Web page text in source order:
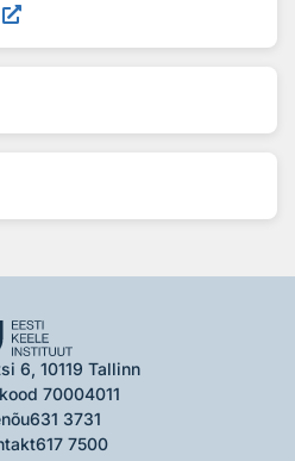
6, 10119 Tallinn
70004011
631 3731
617 7500